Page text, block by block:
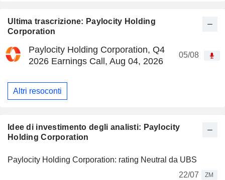
Ultima trascrizione: Paylocity Holding
Corporation
Paylocity Holding Corporation, Q4
2026 Earnings Call, Aug 04, 2026
05/08
Altri resoconti
Idee di investimento degli analisti: Paylocity
Holding Corporation
Paylocity Holding Corporation: rating Neutral da UBS
22/07
ZM